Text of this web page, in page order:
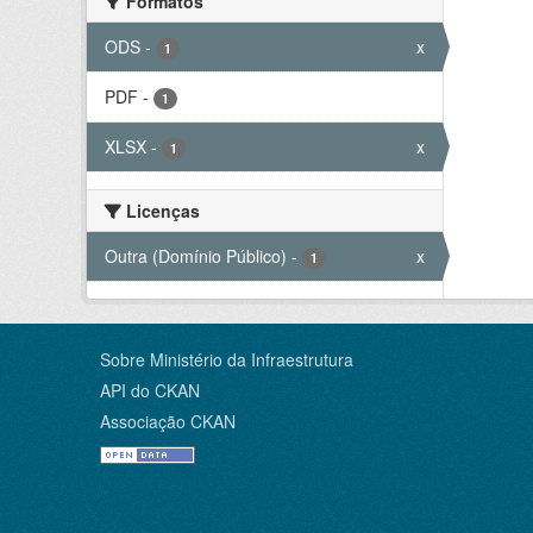
ODS - 1 x
PDF - 1
XLSX - 1 x
Licenças
Outra (Domínio Público) - 1 x
Sobre Ministério da Infraestrutura
API do CKAN
Associação CKAN